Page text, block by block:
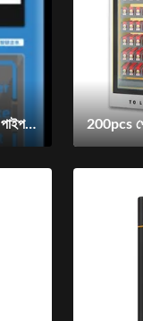
8 ইঞ্চি স্ক্রীন স্মার্ট ভেন্ডিং মেশিন উষ্ণ এবং ঠান্ডা পাইপলাইন বোতল কাউন্টারটপ জল কুলার